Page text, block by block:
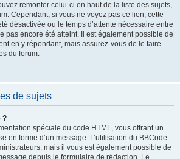
remonter celui-ci en haut de la liste des sujets,
Cependant, si vous ne voyez pas ce lien, cette
désactivée ou le temps d’attente nécessaire entre
pas encore été atteint. Il est également possible de
en y répondant, mais assurez-vous de le faire
du forum.
de sujets
?
spéciale du code HTML, vous offrant un
en forme d’un message. L’utilisation du BBCode
mais il vous est également possible de
depuis le formulaire de rédaction. Le